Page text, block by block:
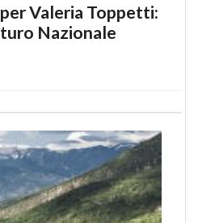
Valeria Toppetti:
Nazionale